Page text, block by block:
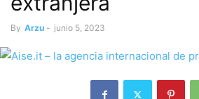
By Arzu - junio 5, 2023